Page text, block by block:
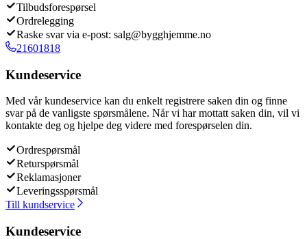
Tilbudsforespørsel
Ordrelegging
Raske svar via e-post: salg@bygghjemme.no
21601818
Kundeservice
Med vår kundeservice kan du enkelt registrere saken din og finne
svar på de vanligste spørsmålene. Når vi har mottatt saken din, vil vi
kontakte deg og hjelpe deg videre med forespørselen din.
Ordrespørsmål
Returspørsmål
Reklamasjoner
Leveringsspørsmål
Till kundservice
Kundeservice